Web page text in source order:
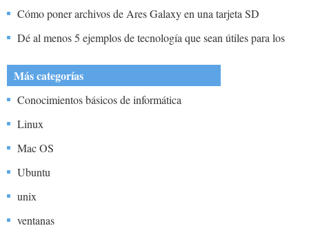
computadora en comparación con los métodos tradicionales?
Cómo poner archivos de Ares Galaxy en una tarjeta SD
Dé al menos 5 ejemplos de tecnología que sean útiles para los
Más categorías
Conocimientos básicos de informática
Linux
Mac OS
Ubuntu
unix
ventanas